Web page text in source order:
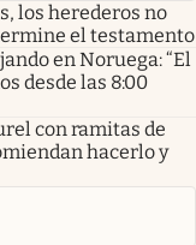
los herederos no
el testamento
en Noruega: “El
desde las 8:00
con ramitas de
hacerlo y